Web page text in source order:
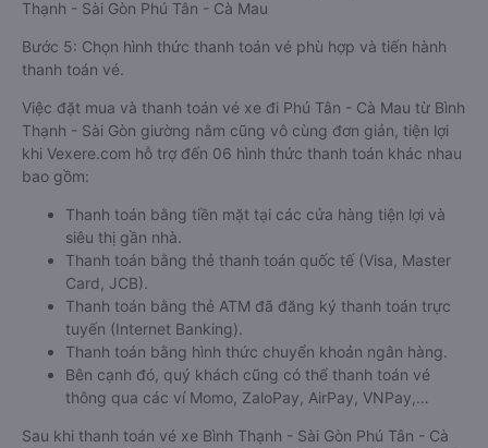
Thạnh - Sài Gòn Phú Tân - Cà Mau
Bước 5: Chọn hình thức thanh toán vé phù hợp và tiến hành
thanh toán vé.
Việc đặt mua và thanh toán vé xe đi Phú Tân - Cà Mau từ Bình
Thạnh - Sài Gòn giường nằm cũng vô cùng đơn giản, tiện lợi
khi Vexere.com hỗ trợ đến 06 hình thức thanh toán khác nhau
bao gồm:
Thanh toán bằng tiền mặt tại các cửa hàng tiện lợi và
siêu thị gần nhà.
Thanh toán bằng thẻ thanh toán quốc tế (Visa, Master
Card, JCB).
Thanh toán bằng thẻ ATM đã đăng ký thanh toán trực
tuyến (Internet Banking).
Thanh toán bằng hình thức chuyển khoản ngân hàng.
Bên cạnh đó, quý khách cũng có thể thanh toán vé
thông qua các ví Momo, ZaloPay, AirPay, VNPay,…
Sau khi thanh toán vé xe Bình Thạnh - Sài Gòn Phú Tân - Cà